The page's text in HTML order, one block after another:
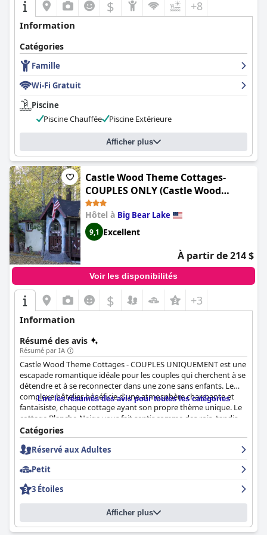
$ +8
Information
Catégories
Famille
Wi-Fi Gratuit
Piscine
Piscine Chauffée
Piscine Extérieure
Afficher plus
Castle Wood Theme Cottages-
COUPLES ONLY (Castle Wood
Cottages)
Hôtel à Big Bear Lake
9,1 Excellent
À partir de 214 $
Voir les disponibilités
$ +3
Information
Résumé des avis
Résumé par IA
Castle Wood Theme Cottages - COUPLES UNIQUEMENT est une
escapade romantique idéale pour les couples qui cherchent à se
détendre et à se reconnecter dans une zone sans enfants. Le
complexe hôtelier bénéficie d'une atmosphère charmante et
fantaisiste, chaque cottage ayant son propre thème unique. Le
cottage Blanche-Neige vous fait sentir comme des rois, tandis
que le cottage sur le thème des pirates offre une expérience
aventureuse. L'ensemble de la propriété est réservé
exclusivement aux couples, ce qui en fait un paradis réservé aux
de la vie quotidienne et passer du temps de qualité avec votre
partenaire, Castle Wood Theme Cottages est sans aucun doute
l'endroit idéal.
Lire les résumés des avis pour toutes les catégories
Catégories
Réservé aux Adultes
Petit
3 Étoiles
Afficher plus